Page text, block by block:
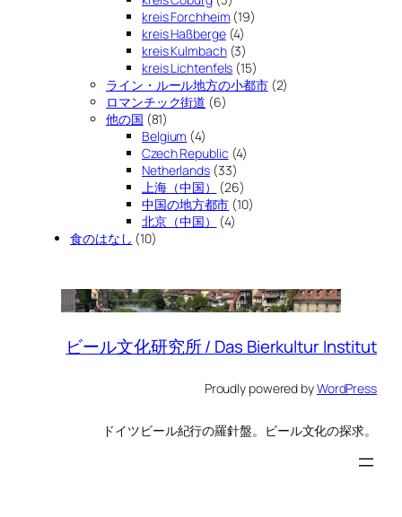
kreis Forchheim (19)
kreis Haßberge(4)
kreis Kulmbach(3)
kreis Lichtenfels (15)
ライン・ルール地方の小都市(2)
ロマンチック街道 (6)
他の国 (81)
Belgium (4)
Czech Republic (4)
Netherlands(33)
上海（中国）
(26)
中国の地方都市 (10)
北京（中国）
(4)
食のはなし (10)
ビール文化研究所 / Das Bierkultur Institut
Proudly powered byWordPress
ドイツビール紀行の羅針盤。ビール文化の探求。